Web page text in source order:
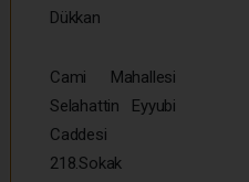
Dükkan
Cami Mahallesi
Selahattin Eyyubi
Caddesi
218.Sokak